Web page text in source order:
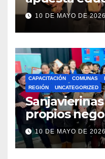
lanzamiento
10 DE MAYO DE 2026
CAPACITACIÓN COMUNAS
REGIÓN
UNCATEGORIZED
propios
capacitarse
10 DE MAYO DE